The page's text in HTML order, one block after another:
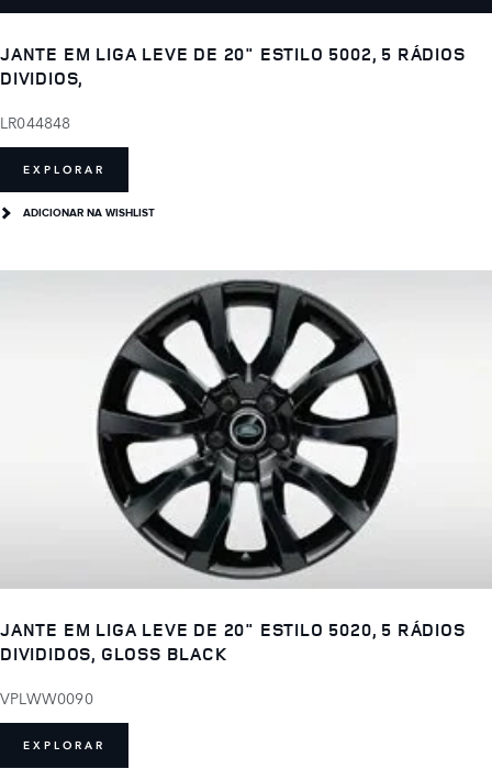
JANTE EM LIGA LEVE DE 20" ESTILO 5002, 5 RÁDIOS
DIVIDIOS,
LR044848
EXPLORAR
ADICIONAR NA WISHLIST
JANTE EM LIGA LEVE DE 20" ESTILO 5020, 5 RÁDIOS
DIVIDIDOS, GLOSS BLACK
VPLWW0090
EXPLORAR